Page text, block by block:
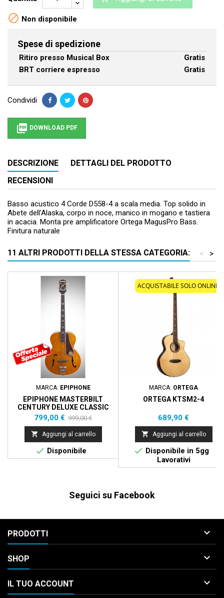
 Non disponibile
Spese di spedizione
Ritiro presso Musical Box
Gratis
BRT corriere espresso
Gratis
Condividi
 DOWNLOAD PDF
DESCRIZIONE
DETTAGLI DEL PRODOTTO
RECENSIONI
Basso acustico 4 Corde D558-4 a scala media. Top solido in
Abete dell'Alaska, corpo in noce, manico in mogano e tastiera
in acacia. Monta pre amplificatore Ortega MagusPro Bass.
Finitura naturale
11 ALTRI PRODOTTI DELLA STESSA CATEGORIA: >
<
Prezzo scontato
MARCA: EPIPHONE
EPIPHONE MASTERBILT
CENTURY DELUXE CLASSIC
BASS - VINTAGE NATURAL
Prezzo
799,00 € Prezzo
base
999,00 €
 Aggiungi al carrello
 Disponibile
ACQUISTABILE SOLO ONLINE
MARCA: ORTEGA
ORTEGA KTSM2-4
Prezzo
689,90 €
 Aggiungi al carrello
 Disponibile in 5gg
Lavorativi
Seguici su Facebook
PRODOTTI 
SHOP 
IL TUO ACCOUNT 